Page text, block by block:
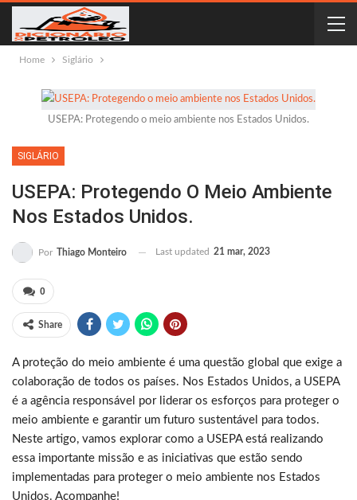
Home Siglário
USEPA: Protegendo o meio ambiente nos Estados Unidos.
SIGLÁRIO
USEPA: Protegendo O Meio Ambiente
Nos Estados Unidos.
Por Thiago Monteiro Last updated 21 mar, 2023
0
Share
A proteção do meio ambiente é uma questão global que exige a
colaboração de todos os países. Nos Estados Unidos, a USEPA
é a agência responsável por liderar os esforços para proteger o
meio ambiente e garantir um futuro sustentável para todos.
Neste artigo, vamos explorar como a USEPA está realizando
essa importante missão e as iniciativas que estão sendo
implementadas para proteger o meio ambiente nos Estados
Unidos. Acompanhe!